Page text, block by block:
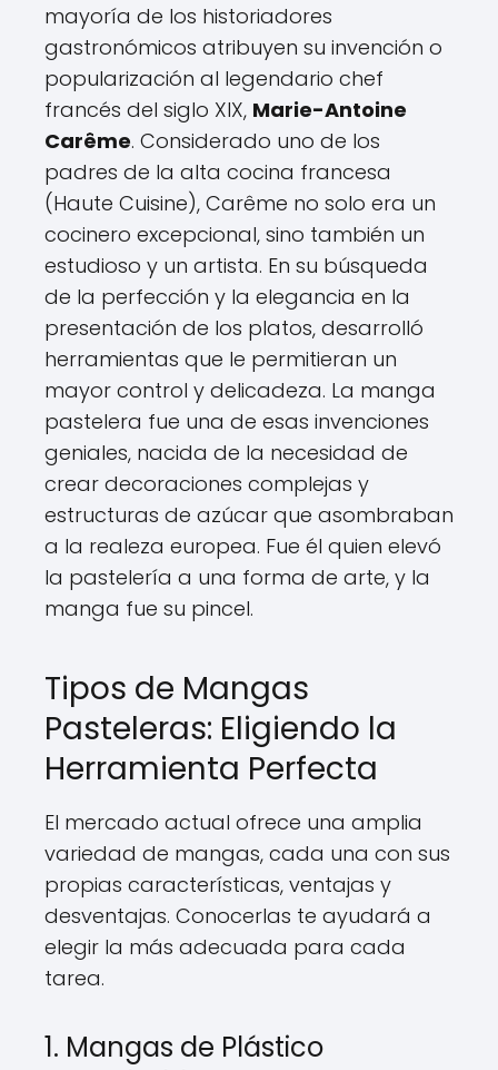
mayoría de los historiadores
gastronómicos atribuyen su invención o
popularización al legendario chef
francés del siglo XIX, Marie-Antoine
Carême. Considerado uno de los
padres de la alta cocina francesa
(Haute Cuisine), Carême no solo era un
cocinero excepcional, sino también un
estudioso y un artista. En su búsqueda
de la perfección y la elegancia en la
presentación de los platos, desarrolló
herramientas que le permitieran un
mayor control y delicadeza. La manga
pastelera fue una de esas invenciones
geniales, nacida de la necesidad de
crear decoraciones complejas y
estructuras de azúcar que asombraban
a la realeza europea. Fue él quien elevó
la pastelería a una forma de arte, y la
manga fue su pincel.
Tipos de Mangas
Pasteleras: Eligiendo la
Herramienta Perfecta
El mercado actual ofrece una amplia
variedad de mangas, cada una con sus
propias características, ventajas y
desventajas. Conocerlas te ayudará a
elegir la más adecuada para cada
tarea.
1. Mangas de Plástico